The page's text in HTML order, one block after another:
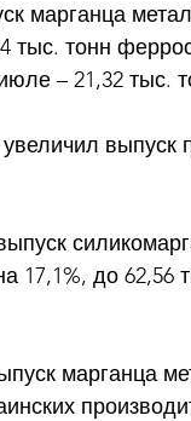
марганца
тыс. тонн
– 21,32 тыс.
выпуск
17,1%, до 62,56
марганца